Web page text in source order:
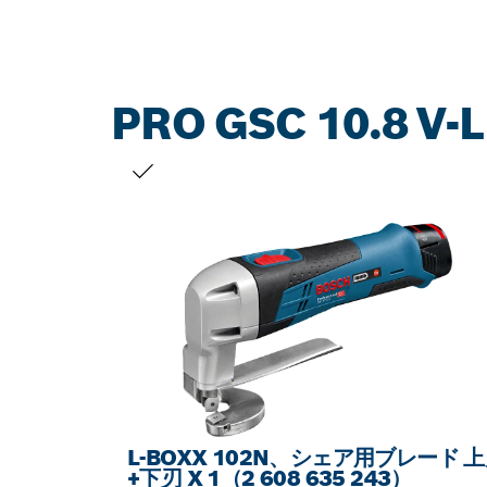
PRO GSC 10.8 V-
L-BOXX 102N、シェア用ブレード
+下刃 X 1（2 608 635 243）